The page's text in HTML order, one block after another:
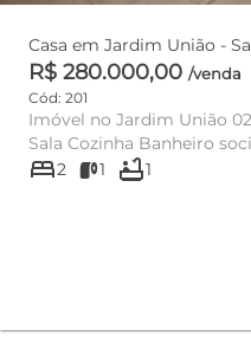
R$ 280.000,00 /venda
Cód: 201
Imóvel no Jardim União 02 Dormitórios (sendo 01 suíte)
bed2 1 bathtub1